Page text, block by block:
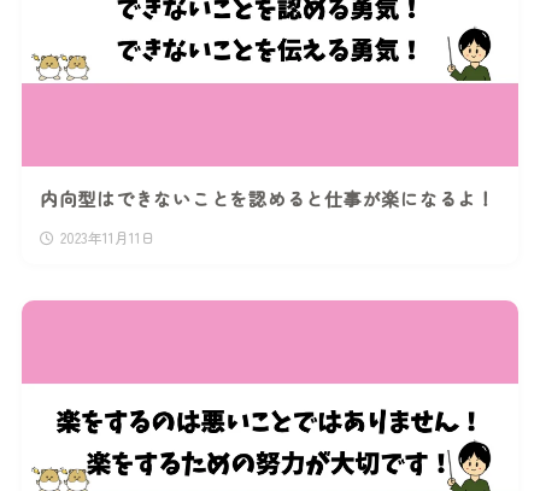
内向型はできないことを認めると仕事が楽になるよ！
2023年11月11日